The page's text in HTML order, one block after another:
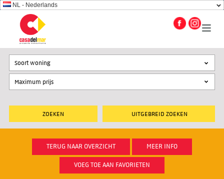
NL - Nederlands
UITGEBREID ZOEKEN
Soort woning
TERUG NAAR OVERZICHT MEER INFO
VOEG TOE AAN FAVORIETEN